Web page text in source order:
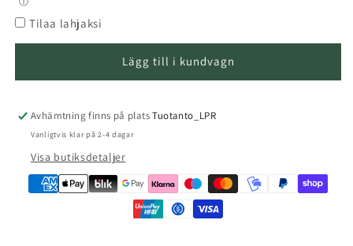
Tilaa lahjaksi
Lägg till i kundvagn
Avhämtning finns på platsTuotanto_LPR
Vanligtvis klar på 2-4 dagar
Visa butiksdetaljer